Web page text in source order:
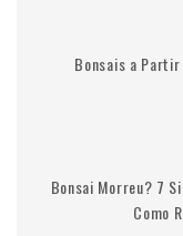
Bonsais a
Bonsai Morreu? 7
Como